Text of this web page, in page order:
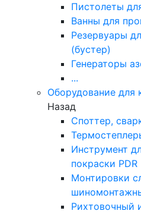
Пистолеты
Ванны для
Резервуары
(бустер)
Генераторы
...
Оборудование для
Назад
Споттер,
Инструмент
покраски PDR
Монтировки
Рихтовочный